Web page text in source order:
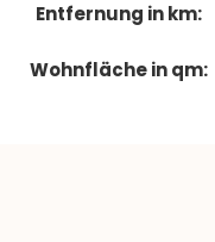
Entfernung in km:
Wohnfläche in qm: